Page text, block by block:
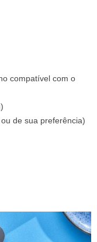
compatível com o
de sua preferência)